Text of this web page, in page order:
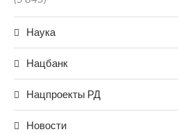
Наука
Нацбанк
Нацпроекты РД
Новости